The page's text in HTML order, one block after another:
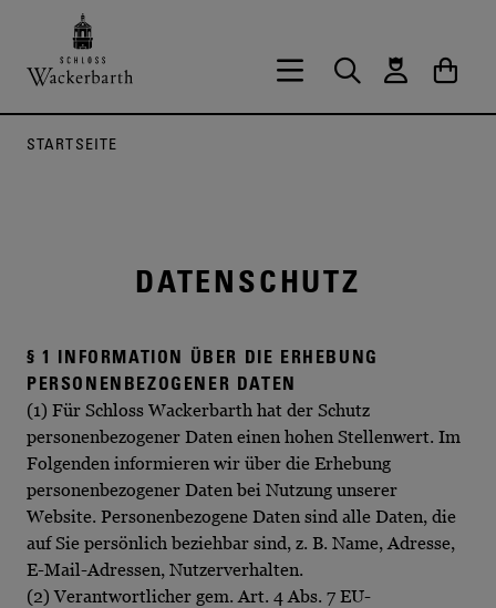
Zurück zur Startseite vom Onlineshop
Hauptnavigation öffnen
Suche
STARTSEITE
DATENSCHUTZ
§ 1 INFORMATION ÜBER DIE ERHEBUNG
PERSONENBEZOGENER DATEN
(1) Für Schloss Wackerbarth hat der Schutz
personenbezogener Daten einen hohen Stellenwert. Im
Folgenden informieren wir über die Erhebung
personenbezogener Daten bei Nutzung unserer
Website. Personenbezogene Daten sind alle Daten, die
auf Sie persönlich beziehbar sind, z. B. Name, Adresse,
E-Mail-Adressen, Nutzerverhalten.
(2) Verantwortlicher gem. Art. 4 Abs. 7 EU-